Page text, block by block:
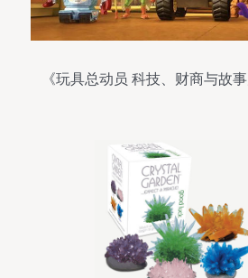
《玩具总动员 科技、财商与故